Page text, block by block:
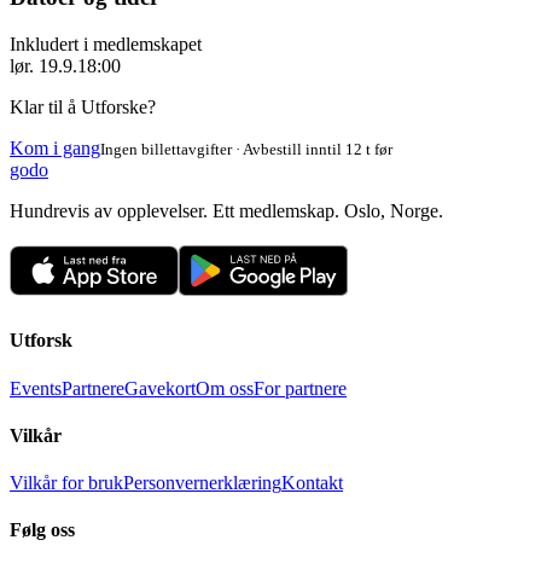
Inkludert i medlemskapet
lør. 19.9.18:00
Klar til å Utforske?
Kom i gangIngen billettavgifter · Avbestill inntil 12 t før
godo
Hundrevis av opplevelser. Ett medlemskap. Oslo, Norge.
Utforsk
EventsPartnereGavekortOm ossFor partnere
Vilkår
Vilkår for brukPersonvernerklæringKontakt
Følg oss